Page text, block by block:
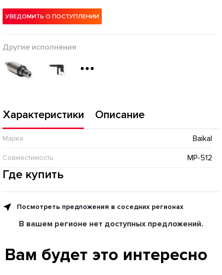
УВЕДОМИТЬ О ПОСТУПЛЕНИИ
Другие исполнения
Характеристики Описание
Марка Baikal
Совместимость МР-512
Где купить
Посмотреть предложения в соседних регионах
В вашем регионе нет доступных предложений.